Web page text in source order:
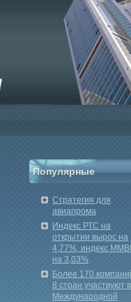
Популярные
Стратегия для
авиапрома
Индекс РТС на
открытии вырос на
4,77%, индекс
на 3,03%
Более 170
8 стран участвуют в
Международной